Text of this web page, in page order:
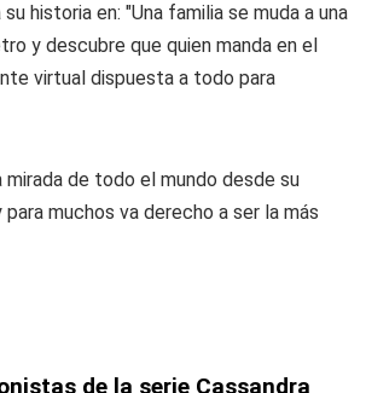
historia en: "Una familia se muda a una
y descubre que quien manda en el
virtual dispuesta a todo para
mirada de todo el mundo desde su
para muchos va derecho a ser la más
de la serie Cassandra